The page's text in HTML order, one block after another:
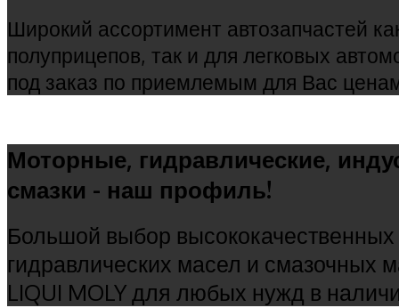
Широкий ассортимент автозапчастей
полуприцепов, так и для легковых
под заказ по приемлемым для Вас
Моторные, гидравлические,
смазки - наш профиль!
Большой выбор
гидравлических масел и смазочных
LIQUI MOLY для любых нужд в